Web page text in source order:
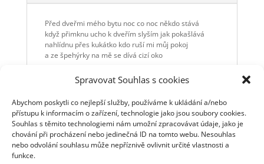
Spravovat Souhlas s cookies
Abychom poskytli co nejlepší služby, používáme k ukládání a/nebo
přístupu k informacím o zařízení, technologie jako jsou soubory cookies.
Souhlas s těmito technologiemi nám umožní zpracovávat údaje, jako je
chování při procházení nebo jedinečná ID na tomto webu. Nesouhlas
nebo odvolání souhlasu může nepříznivě ovlivnit určité vlastnosti a
funkce.
Před dveřmi mého bytu noc co noc někdo stává
když přimknu ucho k dveřím slyším jak pokašlává
nahlídnu přes kukátko kdo ruší mi můj pokoj
a ze špehýrky na mě se dívá cizí oko
zamrká na mě ze tmy jako že jsme dva bratři
a na chodbě je prázdno jen elektroměr klepe
Noc co noc se to vrací to popokašlávání
a velké cizí oko a veliká tma za ním
a to se špatně skládá a to se špatně žije